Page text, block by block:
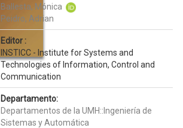
Ballesta, Mónica
Peidro, Adrian
Editor :
INSTICC - Institute for Systems and
Technologies of Information, Control and
Communication
Departamento:
Departamentos de la UMH::Ingeniería de
Sistemas y Automática